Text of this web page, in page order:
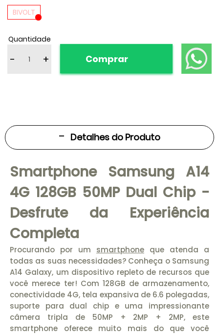
BIVOLT
Quantidade
- + Comprar
Detalhes do Produto
Smartphone Samsung A14
4G 128GB 50MP Dual Chip -
Desfrute da Experiência
Completa
Procurando por um smartphone que atenda a
todas as suas necessidades? Conheça o Samsung
A14 Galaxy, um dispositivo repleto de recursos que
você merece ter! Com 128GB de armazenamento,
conectividade 4G, tela expansiva de 6.6 polegadas,
suporte para dual chip e uma impressionante
câmera tripla de 50MP + 2MP + 2MP, este
smartphone oferece muito mais do que você